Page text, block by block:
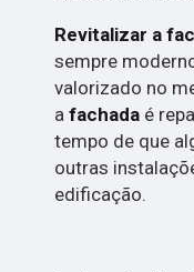
Revitalizar a
sempre
valorizado no
afachada é
tempo de que
outras
edificação.